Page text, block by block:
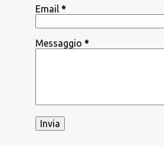
Email *
Messaggio *